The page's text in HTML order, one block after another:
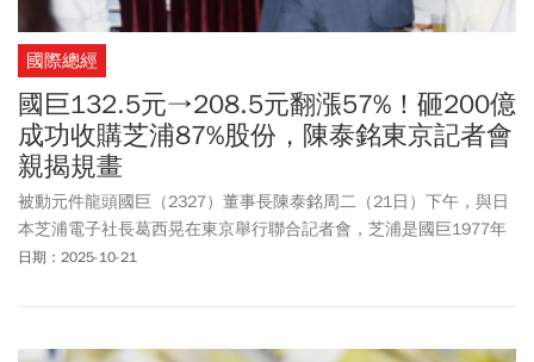
國際總經
國巨132.5元→208.5元翻漲57%！砸200億
成功收購芝浦87%股份，陳泰銘東京記者會
親揭規畫
被動元件龍頭國巨（2327）董事長陳泰銘周二（21日）下午，與日
本芝浦電子社長葛西晃在東京舉行聯合記者會，芝浦是國巨1977年
成立以來併購的第二家日本企業。對於未來是否還可能收購其他日
日期：2025-10-21